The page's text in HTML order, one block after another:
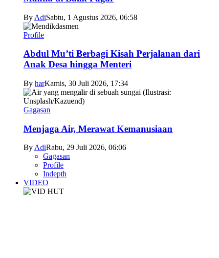
By AdiSabtu, 1 Agustus 2026, 06:58
Profile
Abdul Mu’ti Berbagi Kisah Perjalanan dari
Anak Desa hingga Menteri
By harKamis, 30 Juli 2026, 17:34
Gagasan
Menjaga Air, Merawat Kemanusiaan
ByAdiRabu, 29 Juli 2026, 06:06
Gagasan
Profile
Indepth
VIDEO